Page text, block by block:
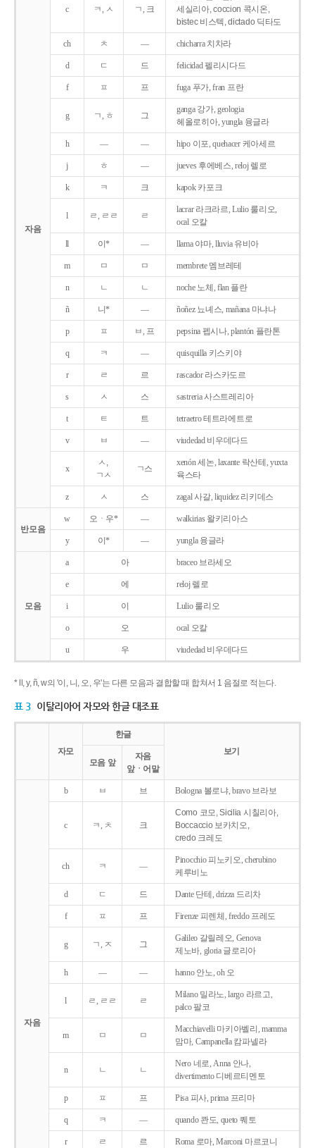
자음
c ㅋ, ㅅ ㄱ, 크
세실리아, coccion 콕시온,
bistec 비스텍, dictado 딕타도
ch ㅊ ― chicharra 치차라
d ㄷ 드 felicidad 펠리시다드
f ㅍ 프 fuga 푸가, fran 프란
g ㄱ, ㅎ 그
ganga 강가, geologia
헤올로히아, yungla 융글라
h ― ― hipo 이포, quehacer 케아세르
j ㅎ ― jueves 후에베스, reloj 렐로
k ㅋ 크 kapok 카포크
l ㄹ, ㄹㄹ ㄹ
lacrar 라크라르, Lulio 룰리오,
ocal 오칼
ll 이* ― llama 야마, lluvia 유비아
m ㅁ ㅁ membrete 멤브레테
n ㄴ ㄴ noche 노체, flan 플란
ñ 니* ― ñoñez 뇨녜스, mañana 마냐나
p ㅍ ㅂ, 프 pepsina 펩시나, plantón 플란톤
q ㅋ ― quisquilla 키스키야
r ㄹ 르 rascador 라스카도르
s ㅅ 스 sastreria 사스트레리아
t ㅌ 트 tetraetro 테트라에트로
v ㅂ ― viudedad 비우데다드
x
ㅅ,
ㄱㅅ
ㄱ스
xenón 세논, laxante 락산테, yuxta
육스타
z ㅅ 스 zagal 사갈, liquidez 리키데스
반모음
w 오ㆍ우* ― walkirias 왈키리아스
y 이* ― yungla 융글라
모음
a 아 braceo 브라세오
e 에 reloj 렐로
i 이 Lulio 룰리오
o 오 ocal 오칼
u 우 viudedad 비우데다드
* ll, y, ñ, w의 '이, 니, 오, 우'는 다른 모음과 결합할 때 합쳐서 1 음절로 적는다.
표 3 이탈리아어 자모와 한글 대조표
자모
한글
보기
모음 앞
자음
앞ㆍ어말
자음
b ㅂ 브 Bologna 볼로냐, bravo 브라보
c ㅋ, ㅊ 크
Como 코모, Sicilia 시칠리아,
Boccaccio 보카치오,
credo 크레도
ch ㅋ ―
Pinocchio 피노키오, cherubino
케루비노
d ㄷ 드 Dante 단테, drizza 드리차
f ㅍ 프 Firenze 피렌체, freddo 프레도
g ㄱ, ㅈ 그
Galileo 갈릴레오, Genova
제노바, gloria 글로리아
h ― ― hanno 안노, oh 오
l ㄹ, ㄹㄹ ㄹ
Milano 밀라노, largo 라르고,
palco 팔코
m ㅁ ㅁ
Macchiavelli 마키아벨리, mamma
맘마, Campanella 캄파넬라
n ㄴ ㄴ
Nero 네로, Anna 안나,
divertimento 디베르티멘토
p ㅍ 프 Pisa 피사, prima 프리마
q ㅋ ― quando 콴도, queto 퀘토
r ㄹ 르 Roma 로마, Marconi 마르코니